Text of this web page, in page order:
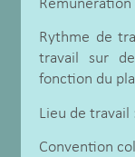
Rémunération
Rythme de
travail sur
fonction du
Lieu de travail
Convention